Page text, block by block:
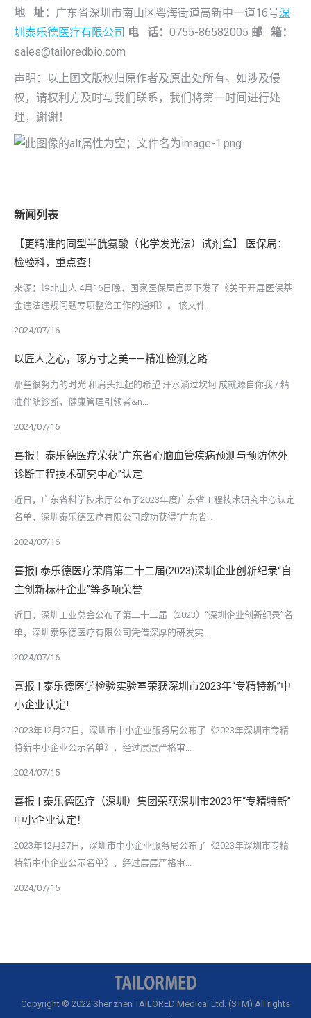
地 址： 广东省深圳市南山区粤海街道高新中一道16号深
圳泰乐德医疗有限公司 电 话： 0755-86582005 邮 箱：
sales@tailoredbio.com
声明：以上图文版权归原作者及原出处所有。如涉及侵
权，请权利方及时与我们联系，我们将第一时间进行处
理，谢谢！
新闻列表
【更精准的同型半胱氨酸（化学发光法）试剂盒】 医保局：
检验科，重点查！
来源：岭北山人 4月16日晚，国家医保局官网下发了《关于开展医保基
金违法违规问题专项整治工作的通知》。 该文件…
2024/07/16
以匠人之心，琢方寸之美——精准检测之路
那些很努力的时光 和肩头扛起的希望 汗水淌过坎坷 成就源自你我 / 精
准伴随诊断，健康管理引领者&n…
2024/07/16
喜报！泰乐德医疗荣获“广东省心脑血管疾病预测与预防体外
诊断工程技术研究中心”认定
近日，广东省科学技术厅公布了2023年度广东省工程技术研究中心认定
名单，深圳泰乐德医疗有限公司成功获得“广东省…
2024/07/16
喜报| 泰乐德医疗荣膺第二十二届(2023)深圳企业创新纪录“自
主创新标杆企业”等多项荣誉
近日，深圳工业总会公布了第二十二届（2023）“深圳企业创新纪录”名
单，深圳泰乐德医疗有限公司凭借深厚的研发实…
2024/07/16
喜报 | 泰乐德医学检验实验室荣获深圳市2023年“专精特新”中
小企业认定!
2023年12月27日，深圳市中小企业服务局公布了《2023年深圳市专精
特新中小企业公示名单》，经过层层严格审…
2024/07/15
喜报 | 泰乐德医疗（深圳）集团荣获深圳市2023年“专精特新”
中小企业认定！
2023年12月27日，深圳市中小企业服务局公布了《2023年深圳市专精
特新中小企业公示名单》，经过层层严格审…
2024/07/15
Copyright © 2022 Shenzhen TAILORED Medical Ltd. (STM) All rights